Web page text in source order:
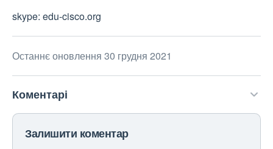
skype: edu-cisco.org
Останнє оновлення 30 грудня 2021
Коментарі
Залишити коментар